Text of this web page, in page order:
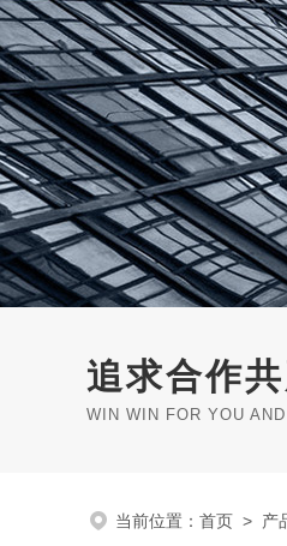
追求合作
WIN WIN FOR YOU
当前位置： 首页 > 产